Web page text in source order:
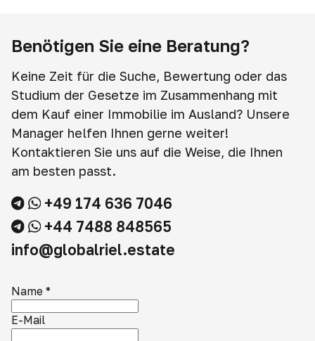
Benötigen Sie eine Beratung?
Keine Zeit für die Suche, Bewertung oder das
Studium der Gesetze im Zusammenhang mit
dem Kauf einer Immobilie im Ausland? Unsere
Manager helfen Ihnen gerne weiter!
Kontaktieren Sie uns auf die Weise, die Ihnen
am besten passt.
+49 174 636 7046
+44 7488 848565
info@globalriel.estate
Name *
E-Mail